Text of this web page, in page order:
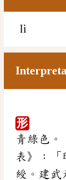
lì
形
青綠色。
表》：「
綬。建武